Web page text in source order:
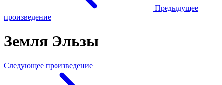
Предыдущее
произведение
Земля Эльзы
Следующее произведение